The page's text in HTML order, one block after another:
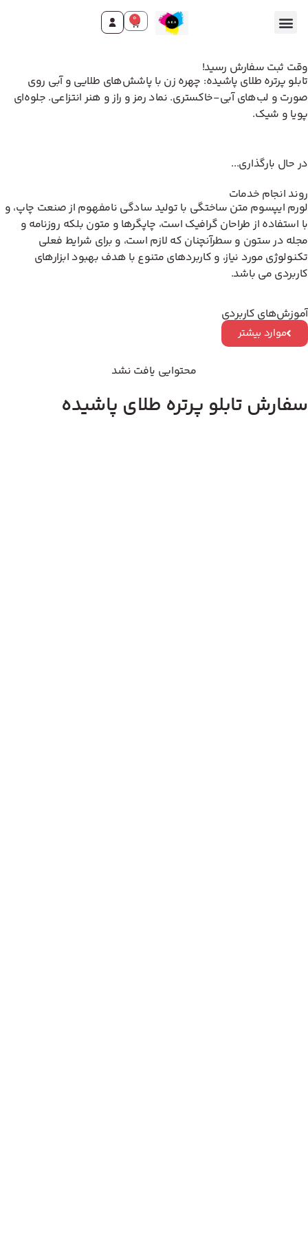
0
وقت ثبت سفارش رسید!
تابلو پرتره طلای پاشیده: چهره زن با پاشش‌های طلایی و آبی روی
صورت و لب‌های آبی-خاکستری. نماد رمز و راز و هنر انتزاعی. جلوه‌ای
پویا و شیک.
در حال بارگذاری...
روند انجام خدمات
لورم ایپسوم متن ساختگی با تولید سادگی نامفهوم از صنعت چاپ، و
با استفاده از طراحان گرافیک است، چاپگرها و متون بلکه روزنامه و
مجله در ستون و سطرآنچنان که لازم است، و برای شرایط فعلی
تکنولوژی مورد نیاز، و کاربردهای متنوع با هدف بهبود ابزارهای
کاربردی می باشد.
آموزش‌های کاربردی
موارد بیشتر
محتوایی یافت نشد
سفارش تابلو پرتره طلای پاشیده